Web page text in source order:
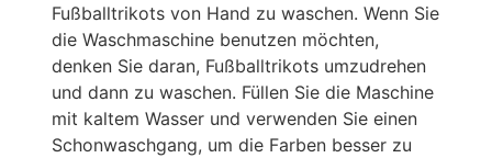
Fußballtrikots von Hand zu waschen. Wenn Sie
die Waschmaschine benutzen möchten,
denken Sie daran, Fußballtrikots umzudrehen
und dann zu waschen. Füllen Sie die Maschine
mit kaltem Wasser und verwenden Sie einen
Schonwaschgang, um die Farben besser zu